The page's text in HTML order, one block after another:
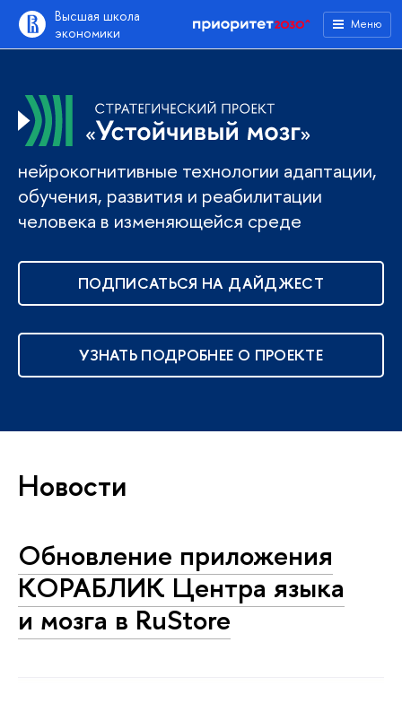
Высшая школа
экономики
Меню
нейрокогнитивные технологии адаптации,
обучения, развития и реабилитации
человека в изменяющейся среде
ПОДПИСАТЬСЯ НА ДАЙДЖЕСТ
УЗНАТЬ ПОДРОБНЕЕ О ПРОЕКТЕ
Новости
Обновление приложения
КОРАБЛИК Центра языка
и мозга в RuStore